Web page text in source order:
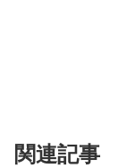
関連記事